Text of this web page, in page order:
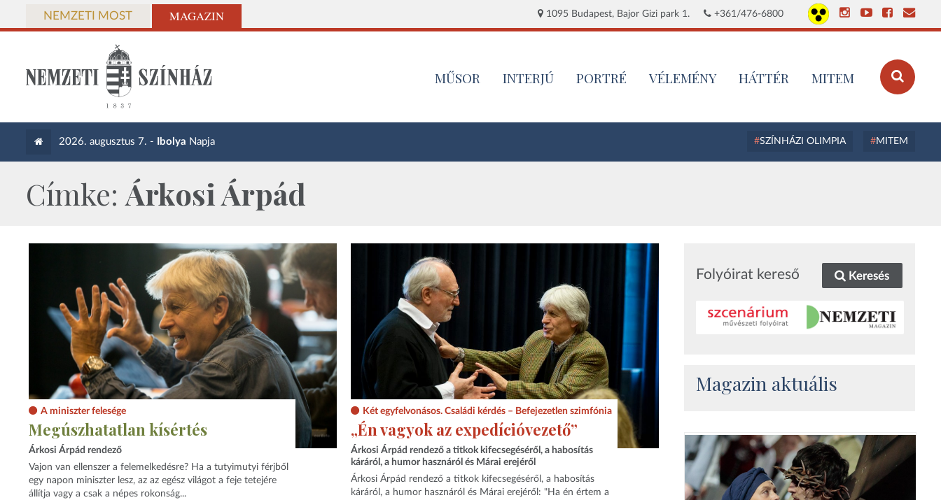
NEMZETI MOST MAGAZIN 1095 Budapest, Bajor Gizi park 1. +361/476-6800
MŰSOR INTERJÚ PORTRÉ VÉLEMÉNY HÁTTÉR MITEM
2026. augusztus 7. - Ibolya Napja SZÍNHÁZI OLIMPIA MITEM
Címke: Árkosi Árpád
A miniszter felesége
Megúszhatatlan kísértés
Árkosi Árpád rendező
Vajon van ellenszer a felemelkedésre? Ha a tutyimutyi férjből
egy napon miniszter lesz, az az egész világot a feje tetejére
állítja vagy a csak a népes rokonság...
Két egyfelvonásos. Családi kérdés – Befejezetlen szimfónia
„Én vagyok az expedícióvezető”
Árkosi Árpád rendező a titkok kifecsegéséről, a habosítás
káráról, a humor hasznáról és Márai erejéről
Árkosi Árpád rendező a titkok kifecsegéséről, a habosítás
káráról, a humor hasznáról és Márai erejéről: "Ha én értem a
Folyóirat kereső Keresés
Magazin aktuális